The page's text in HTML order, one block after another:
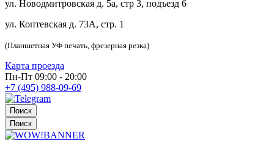
ул. Новодмитровская д. 5а, стр 3, подъезд 6
ул. Коптевская д. 73А, стр. 1
(Планшетная УФ печать, фрезерная резка)
Карта проезда
Пн-Пт 09:00 - 20:00
+7 (495) 988-09-69
Поиск
Поиск